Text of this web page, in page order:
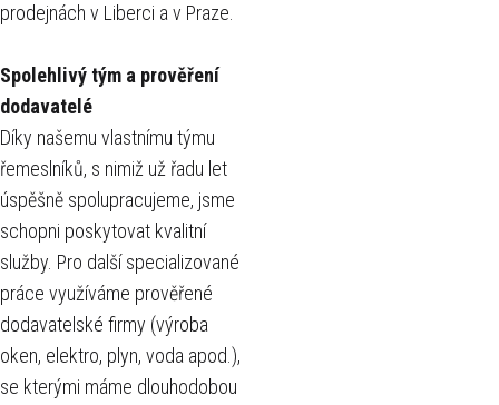
prodejnách v Liberci a v Praze.
Spolehlivý tým a prověření
dodavatelé
Díky našemu vlastnímu týmu
řemeslníků, s nimiž už řadu let
úspěšně spolupracujeme, jsme
schopni poskytovat kvalitní
služby. Pro další specializované
práce využíváme prověřené
dodavatelské firmy (výroba
oken, elektro, plyn, voda apod.),
se kterými máme dlouhodobou